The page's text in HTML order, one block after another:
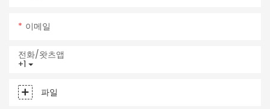
이메일
+1
전화/왓츠앱
파일